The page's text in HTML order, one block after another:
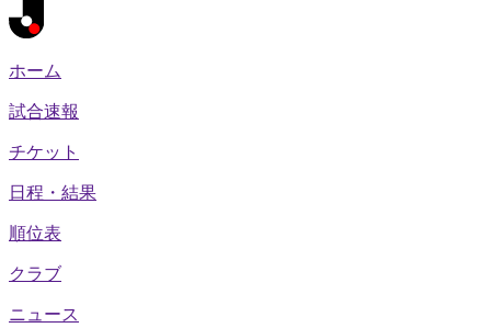
ホーム
試合速報
チケット
日程・結果
順位表
クラブ
ニュース